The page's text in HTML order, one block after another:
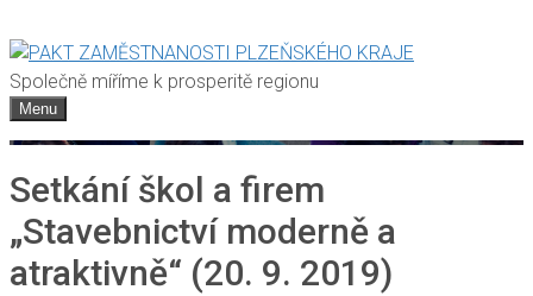
Společně míříme k prosperitě regionu
Menu
Setkání škol a firem
„Stavebnictví moderně a
atraktivně“ (20. 9. 2019)